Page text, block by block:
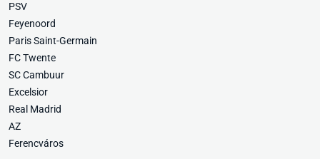
PSV
Feyenoord
Paris Saint-Germain
FC Twente
SC Cambuur
Excelsior
Real Madrid
AZ
Ferencváros